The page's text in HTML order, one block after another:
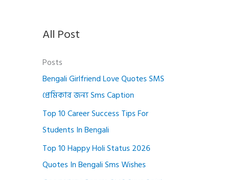
All Post
Posts
Bengali Girlfriend Love Quotes SMS
প্রেমিকার জন্য Sms Caption
Top 10 Career Success Tips For
Students In Bengali
Top 10 Happy Holi Status 2026
Quotes In Bengali Sms Wishes